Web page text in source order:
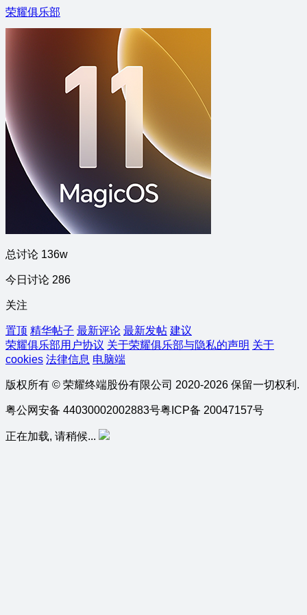
荣耀俱乐部
总讨论 136w
今日讨论 286
关注
置顶 精华帖子 最新评论 最新发帖 建议
荣耀俱乐部用户协议 关于荣耀俱乐部与隐私的声明 关于
cookies 法律信息 电脑端
版权所有 © 荣耀终端股份有限公司 2020-2026 保留一切权利.
粤公网安备 44030002002883号粤ICP备 20047157号
正在加载, 请稍候...